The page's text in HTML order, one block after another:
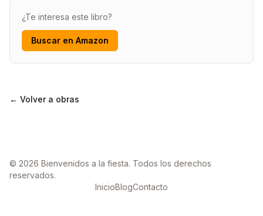
¿Te interesa este libro?
Buscar en Amazon
← Volver a obras
© 2026 Bienvenidos a la fiesta. Todos los derechos
reservados.
InicioBlogContacto